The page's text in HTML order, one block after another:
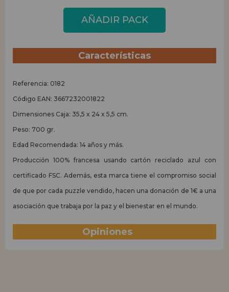
AÑADIR PACK
Características
Referencia: 0182
Código EAN: 3667232001822
Dimensiones Caja: 35,5 x 24 x 5,5 cm.
Peso: 700 gr.
Edad Recomendada: 14 años y más.
Producción 100% francesa usando cartón reciclado azul con
certificado FSC. Además, esta marca tiene el compromiso social
de que por cada puzzle vendido, hacen una donación de 1€ a una
asociación que trabaja por la paz y el bienestar en el mundo.
Opiniones